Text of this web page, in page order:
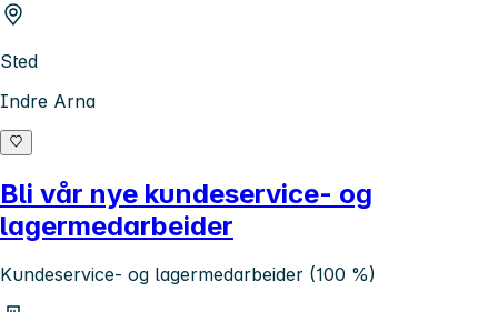
Sted
Indre Arna
Bli vår nye kundeservice- og
lagermedarbeider
Kundeservice- og lagermedarbeider (100 %)